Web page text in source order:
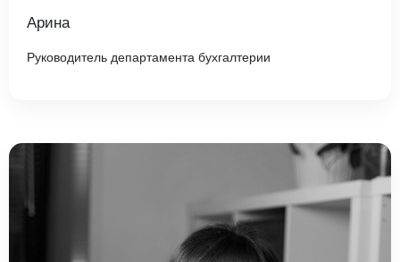
Арина
Руководитель департамента бухгалтерии